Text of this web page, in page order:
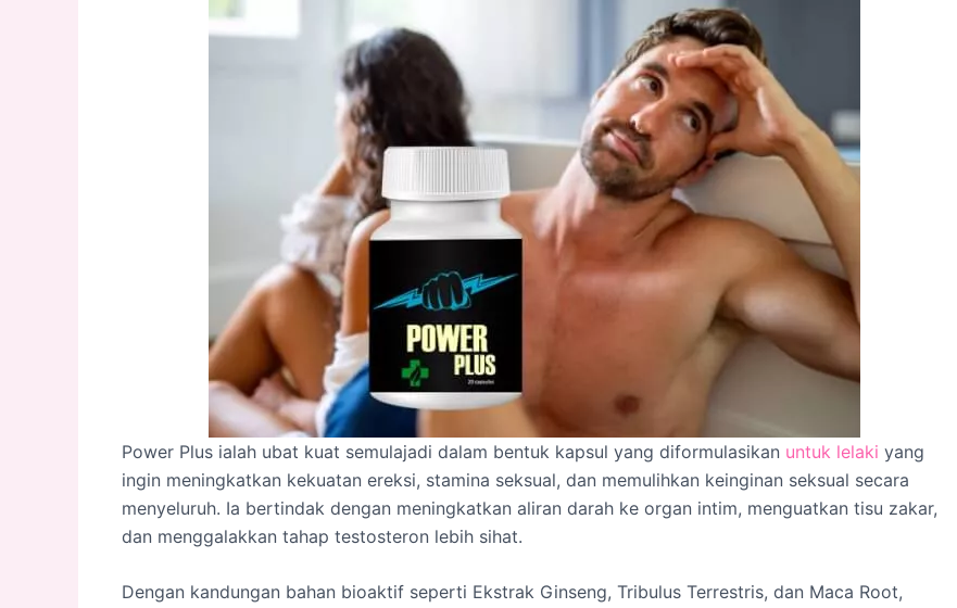
Power Plus ialah ubat kuat semulajadi dalam bentuk kapsul yang diformulasikan untuk lelaki yang
ingin meningkatkan kekuatan ereksi, stamina seksual, dan memulihkan keinginan seksual secara
menyeluruh. Ia bertindak dengan meningkatkan aliran darah ke organ intim, menguatkan tisu zakar,
dan menggalakkan tahap testosteron lebih sihat.
Dengan kandungan bahan bioaktif seperti Ekstrak Ginseng, Tribulus Terrestris, dan Maca Root,